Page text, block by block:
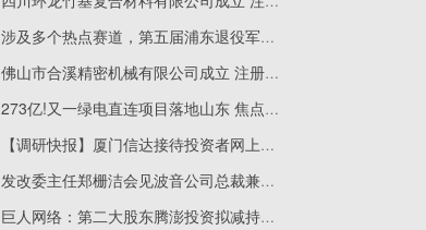
涉及多个热点赛道，第五届浦东退役军人创业创新大赛收官
佛山市合溪精密机械有限公司成立 注册资本100万人民币
273亿!又一绿电直连项目落地山东 焦点精选
【调研快报】厦门信达接待投资者网上提问调研 精选
发改委主任郑栅洁会见波音公司总裁兼首席执行官奥特伯格
巨人网络：第二大股东腾澎投资拟减持公司股份不超5680.7万股